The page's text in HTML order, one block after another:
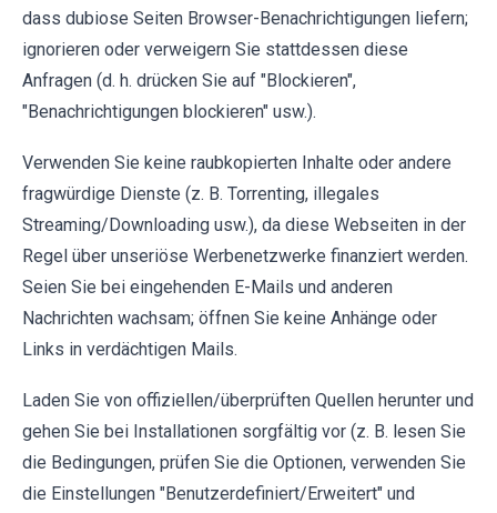
dass dubiose Seiten Browser-Benachrichtigungen liefern;
ignorieren oder verweigern Sie stattdessen diese
Anfragen (d. h. drücken Sie auf "Blockieren",
"Benachrichtigungen blockieren" usw.).
Verwenden Sie keine raubkopierten Inhalte oder andere
fragwürdige Dienste (z. B. Torrenting, illegales
Streaming/Downloading usw.), da diese Webseiten in der
Regel über unseriöse Werbenetzwerke finanziert werden.
Seien Sie bei eingehenden E-Mails und anderen
Nachrichten wachsam; öffnen Sie keine Anhänge oder
Links in verdächtigen Mails.
Laden Sie von offiziellen/überprüften Quellen herunter und
gehen Sie bei Installationen sorgfältig vor (z. B. lesen Sie
die Bedingungen, prüfen Sie die Optionen, verwenden Sie
die Einstellungen "Benutzerdefiniert/Erweitert" und